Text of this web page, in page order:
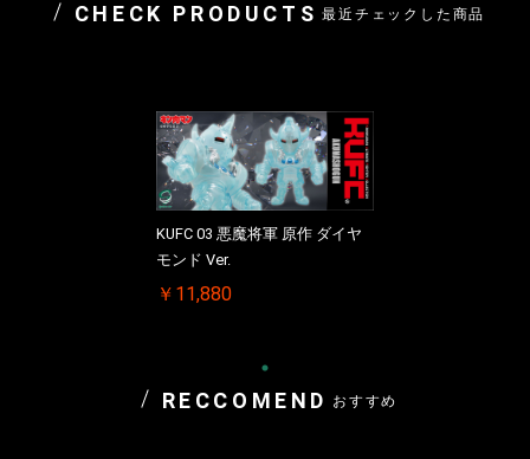
CHECK PRODUCTS 最近チェックした商品
KUFC 03 悪魔将軍 原作 ダイヤ
モンド Ver.
￥11,880
RECCOMEND おすすめ